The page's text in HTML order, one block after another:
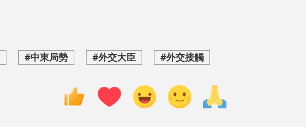
#中東局勢 #外交大臣 #外交接觸